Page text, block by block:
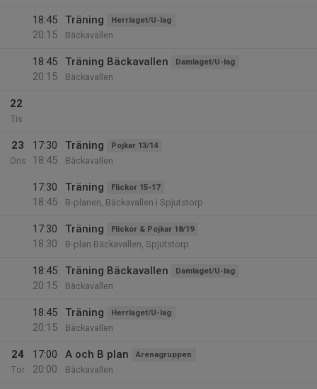
18:45
20:15
Träning Herrlaget/U-lag
Bäckavallen
18:45
20:15
Träning Bäckavallen Damlaget/U-lag
Bäckavallen
22
Tis
23
Ons
17:30
18:45
Träning Pojkar 13/14
Bäckavallen
17:30
18:45
Träning Flickor 15-17
B-planen, Bäckavallen i Spjutstorp
17:30
18:30
Träning Flickor & Pojkar 18/19
B-plan Bäckavallen, Spjutstorp
18:45
20:15
Träning Bäckavallen Damlaget/U-lag
Bäckavallen
18:45
20:15
Träning Herrlaget/U-lag
Bäckavallen
24
Tor
17:00
20:00
A och B plan Arenagruppen
Bäckavallen